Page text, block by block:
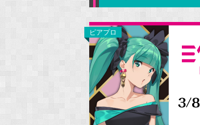
ピアプロ